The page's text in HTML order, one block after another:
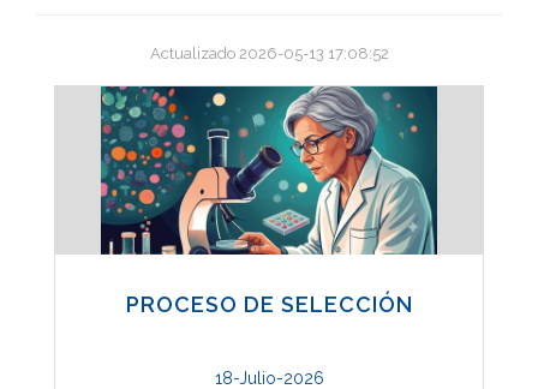
Actualizado 2026-05-13 17:08:52
PROCESO DE SELECCIÓN
18-Julio-2026